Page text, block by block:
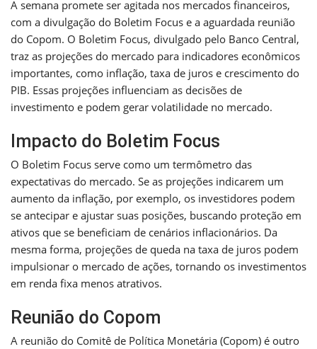
A semana promete ser agitada nos mercados financeiros,
com a divulgação do Boletim Focus e a aguardada reunião
do Copom. O Boletim Focus, divulgado pelo Banco Central,
traz as projeções do mercado para indicadores econômicos
importantes, como inflação, taxa de juros e crescimento do
PIB. Essas projeções influenciam as decisões de
investimento e podem gerar volatilidade no mercado.
Impacto do Boletim Focus
O Boletim Focus serve como um termômetro das
expectativas do mercado. Se as projeções indicarem um
aumento da inflação, por exemplo, os investidores podem
se antecipar e ajustar suas posições, buscando proteção em
ativos que se beneficiam de cenários inflacionários. Da
mesma forma, projeções de queda na taxa de juros podem
impulsionar o mercado de ações, tornando os investimentos
em renda fixa menos atrativos.
Reunião do Copom
A reunião do Comitê de Política Monetária (Copom) é outro